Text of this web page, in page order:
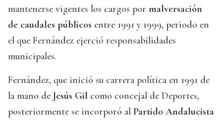
mantenerse vigentes los cargos por malversación
de caudales públicos entre 1991 y 1999, periodo en
el que Fernández ejerció responsabilidades
municipales.
Fernández, que inició su carrera política en 1991 de
la mano de Jesús Gil como concejal de Deportes,
posteriormente se incorporó al Partido Andalucista